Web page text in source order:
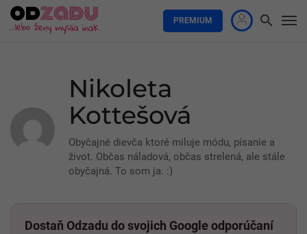
PREMIUM
Nikoleta
Kottešová
Obyčajné dievča ktoré miluje módu, písanie a
život. Občas náladová, občas strelená, ale stále
obyčajná. To som ja. :)
Dostaň Odzadu do svojich Google odporúčaní